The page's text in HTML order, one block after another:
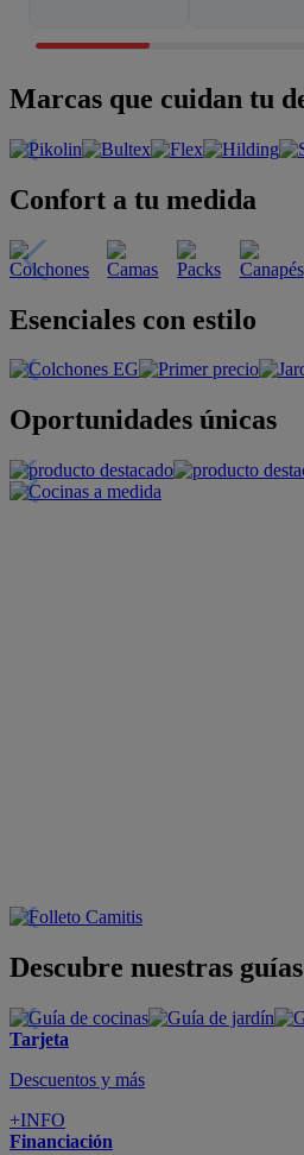
Marcas que cuidan tu
Confort a tu medida
Esenciales con estilo
Oportunidades únicas
Descubre nuestras guías
Tarjeta
Descuentos y más
+INFO
Financiación